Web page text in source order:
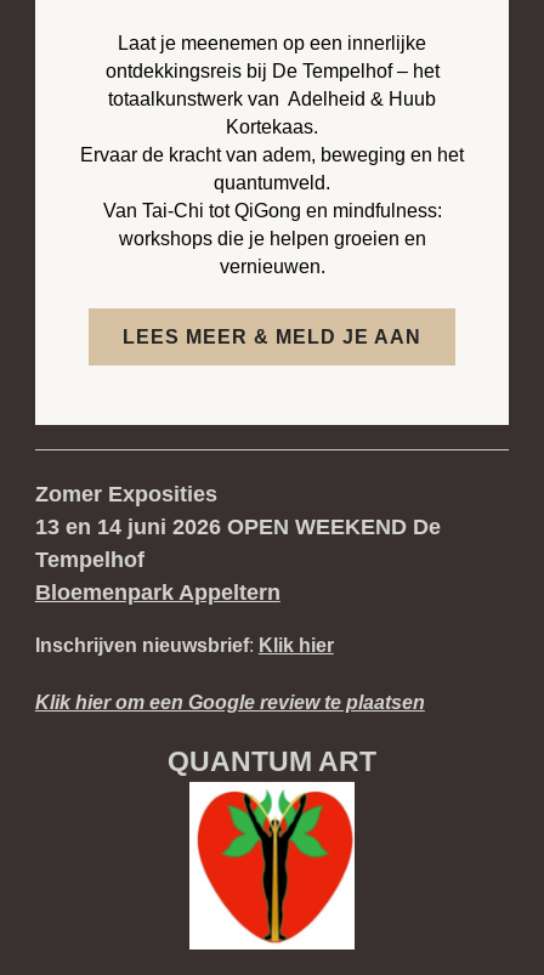
Laat je meenemen op een innerlijke
ontdekkingsreis bij De Tempelhof – het
totaalkunstwerk van Adelheid & Huub
Kortekaas.
Ervaar de kracht van adem, beweging en het
quantumveld.
Van Tai-Chi tot QiGong en mindfulness:
workshops die je helpen groeien en
vernieuwen.
LEES MEER & MELD JE AAN
Zomer Exposities
13 en 14 juni 2026 OPEN WEEKEND De
Tempelhof
Bloemenpark Appeltern
Inschrijven nieuwsbrief: Klik hier
Klik hier om een Google review te plaatsen
QUANTUM ART